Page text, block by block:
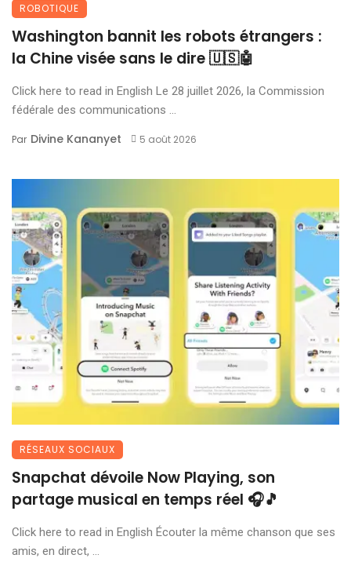
ROBOTIQUE
Washington bannit les robots étrangers :
la Chine visée sans le dire 🇺🇸🤖
Click here to read in English Le 28 juillet 2026, la Commission
fédérale des communications ...
Par Divine Kananyet 5 août 2026
RÉSEAUX SOCIAUX
Snapchat dévoile Now Playing, son
partage musical en temps réel 🎧🎵
Click here to read in English Écouter la même chanson que ses
amis, en direct, ...